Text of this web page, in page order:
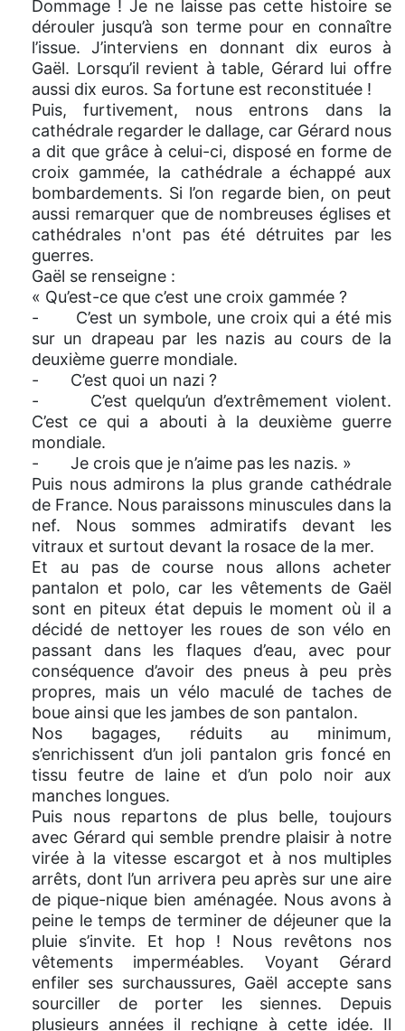
Dommage ! Je ne laisse pas cette histoire se
dérouler jusqu’à son terme pour en connaître
l’issue. J’interviens en donnant dix euros à
Gaël. Lorsqu’il revient à table, Gérard lui offre
aussi dix euros. Sa fortune est reconstituée !
Puis, furtivement, nous entrons dans la
cathédrale regarder le dallage, car Gérard nous
a dit que grâce à celui-ci, disposé en forme de
croix gammée, la cathédrale a échappé aux
bombardements. Si l’on regarde bien, on peut
aussi remarquer que de nombreuses églises et
cathédrales n'ont pas été détruites par les
guerres.
Gaël se renseigne :
« Qu’est-ce que c’est une croix gammée ?
- C’est un symbole, une croix qui a été mis
sur un drapeau par les nazis au cours de la
deuxième guerre mondiale.
- C’est quoi un nazi ?
- C’est quelqu’un d’extrêmement violent.
C’est ce qui a abouti à la deuxième guerre
mondiale.
- Je crois que je n’aime pas les nazis. »
Puis nous admirons la plus grande cathédrale
de France. Nous paraissons minuscules dans la
nef. Nous sommes admiratifs devant les
vitraux et surtout devant la rosace de la mer.
Et au pas de course nous allons acheter
pantalon et polo, car les vêtements de Gaël
sont en piteux état depuis le moment où il a
décidé de nettoyer les roues de son vélo en
passant dans les flaques d’eau, avec pour
conséquence d’avoir des pneus à peu près
propres, mais un vélo maculé de taches de
boue ainsi que les jambes de son pantalon.
Nos bagages, réduits au minimum,
s’enrichissent d’un joli pantalon gris foncé en
tissu feutre de laine et d’un polo noir aux
manches longues.
Puis nous repartons de plus belle, toujours
avec Gérard qui semble prendre plaisir à notre
virée à la vitesse escargot et à nos multiples
arrêts, dont l’un arrivera peu après sur une aire
de pique-nique bien aménagée. Nous avons à
peine le temps de terminer de déjeuner que la
pluie s’invite. Et hop ! Nous revêtons nos
vêtements imperméables. Voyant Gérard
enfiler ses surchaussures, Gaël accepte sans
sourciller de porter les siennes. Depuis
plusieurs années il rechigne à cette idée. Il